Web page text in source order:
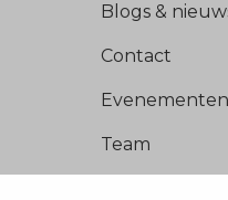
Blogs &
Contact
Evenementen
Team